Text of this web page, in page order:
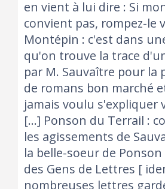
en vient à lui dire : Si
convient pas, rompez-le
Montépin : c'est dans
qu'on trouve la trace
par M. Sauvaître pour
de romans bon marché
jamais voulu s'expliquer
[...] Ponson du Terrail :
les agissements de
la belle-soeur de
des Gens de Lettres [
nombreuses lettres